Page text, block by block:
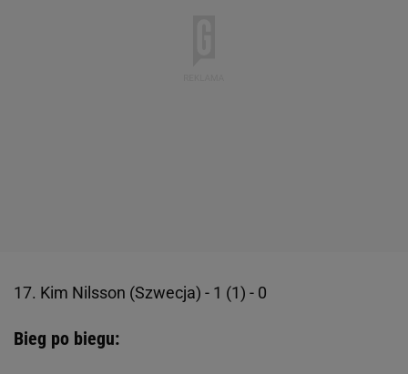
17. Kim Nilsson (Szwecja) - 1 (1) - 0
Bieg po biegu: